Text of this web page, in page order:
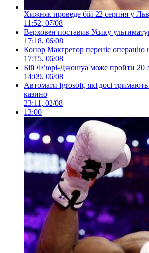
Хижняк проведе бій 22 серпня у
11:52, 07/08
Верховен поставив Усику
17:18, 06/08
Конор Макгрегор переніс операцію
17:15, 06/08
Бій Ф’юрі-Джошуа може пройти 20
14:09, 06/08
Автомати Igrosoft, які досі
казино
23:11, 02/08
13:00